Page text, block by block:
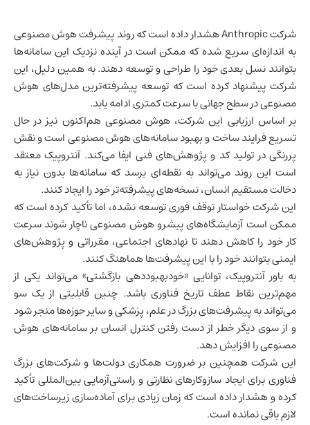
شرکت Anthropic هشدار داده است که روند پیشرفت
هوش مصنوعی
به اندازه‌ای سریع شده که ممکن است در آینده نزدیک این سامانه‌ها
بتوانند نسل بعدی خود را طراحی و توسعه دهند. به همین دلیل، این
شرکت پیشنهاد کرده است که توسعه پیشرفته‌ترین مدل‌های هوش
مصنوعی در سطح جهانی با سرعت کمتری ادامه یابد.
بر اساس ارزیابی این شرکت، هوش مصنوعی هم‌اکنون نیز در حال
تسریع فرایند ساخت و بهبود سامانه‌های هوش مصنوعی است و نقش
پررنگی در تولید کد و پژوهش‌های فنی ایفا می‌کند. آنتروپیک معتقد
است این روند می‌تواند به نقطه‌ای برسد که سامانه‌ها بدون نیاز به
دخالت مستقیم انسان، نسخه‌های پیشرفته‌تر خود را ایجاد کنند.
این شرکت خواستار توقف فوری توسعه نشده، اما تأکید کرده است که
ممکن است آزمایشگاه‌های پیشرو هوش مصنوعی ناچار شوند سرعت
کار خود را کاهش دهند تا نهادهای اجتماعی، مقرراتی و پژوهش‌های
ایمنی بتوانند خود را با این پیشرفت‌ها هماهنگ کنند.
به باور آنتروپیک، توانایی «خودبهبوددهی بازگشتی» می‌تواند یکی از
مهم‌ترین نقاط عطف تاریخفناوری باشد. چنین قابلیتی از یک سو
می‌تواند به پیشرفت‌های بزرگ در علم، پزشکی و سایر حوزه‌ها منجر شود
و از سوی دیگر خطر از دست رفتن کنترل انسان بر سامانه‌های هوش
مصنوعی را افزایش دهد.
این شرکت همچنین بر ضرورت همکاری دولت‌ها و شرکت‌های بزرگ
فناوری برای ایجاد سازوکارهای نظارتی و راستی‌آزمایی بین‌المللی تأکید
کرده و هشدار داده است که زمان زیادی برای آماده‌سازی زیرساخت‌های
لازم باقی نمانده است.